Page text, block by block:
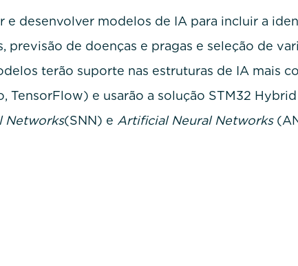
e desenvolver modelos de IA para incluir a
previsão de doenças e pragas e seleção de
terão suporte nas estruturas de IA mais
TensorFlow) e usarão a solução STM32
Networks(SNN) e Artificial Neural Networks